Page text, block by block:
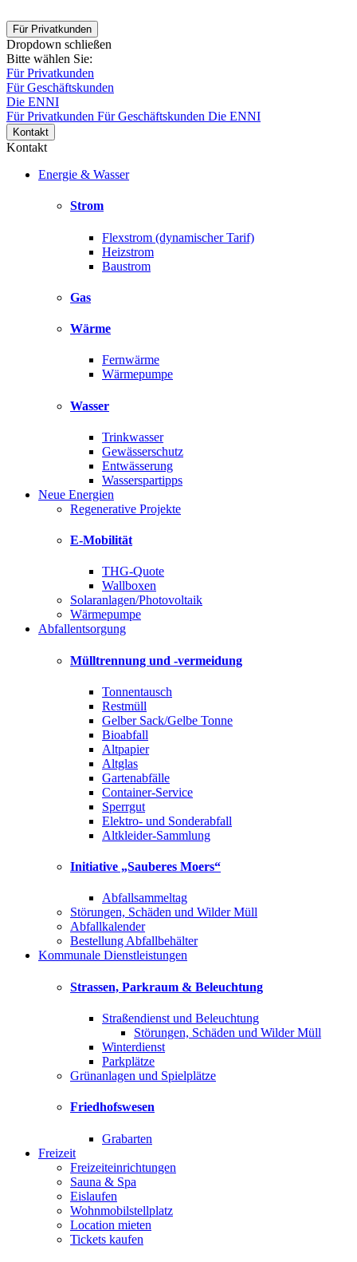
Für Privatkunden
Dropdown schließen
Bitte wählen Sie:
Für Privatkunden
Für Geschäftskunden
Die ENNI
Für Privatkunden Für Geschäftskunden Die ENNI
Kontakt
Kontakt
Energie & Wasser
Strom
Flexstrom (dynamischer Tarif)
Heizstrom
Baustrom
Gas
Wärme
Fernwärme
Wärmepumpe
Wasser
Trinkwasser
Gewässerschutz
Entwässerung
Wasserspartipps
Neue Energien
Regenerative Projekte
E-Mobilität
THG-Quote
Wallboxen
Solaranlagen/Photovoltaik
Wärmepumpe
Abfallentsorgung
Mülltrennung und -vermeidung
Tonnentausch
Restmüll
Gelber Sack/Gelbe Tonne
Bioabfall
Altpapier
Altglas
Gartenabfälle
Container-Service
Sperrgut
Elektro- und Sonderabfall
Altkleider-Sammlung
Initiative „Sauberes Moers“
Abfallsammeltag
Störungen, Schäden und Wilder Müll
Abfallkalender
Bestellung Abfallbehälter
Kommunale Dienstleistungen
Strassen, Parkraum & Beleuchtung
Straßendienst und Beleuchtung
Störungen, Schäden und Wilder Müll
Winterdienst
Parkplätze
Grünanlagen und Spielplätze
Friedhofswesen
Grabarten
Freizeit
Freizeiteinrichtungen
Sauna & Spa
Eislaufen
Wohnmobilstellplatz
Location mieten
Tickets kaufen